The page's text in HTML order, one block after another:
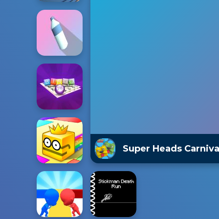
Super Heads